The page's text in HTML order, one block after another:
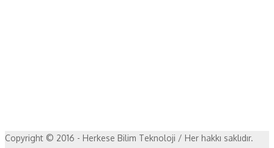
Copyright © 2016 - Herkese Bilim Teknoloji / Her hakkı saklıdır.